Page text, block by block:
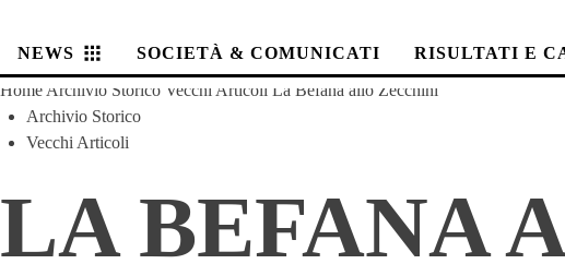
NEWS SOCIETÀ & COMUNICATI RISULTATI E
Home Archivio Storico Vecchi Articoli La Befana allo Zecchini
Archivio Storico
Vecchi Articoli
LA BEFANA